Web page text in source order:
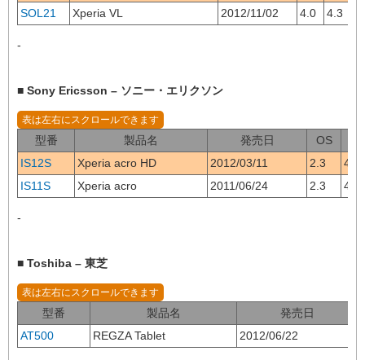
SOL21
Xperia VL 2012/11/02 4.0 4.3
-
■ Sony Ericsson – ソニー・エリクソン
型番 製品名 発売日 OS
IS12S
Xperia acro HD 2012/03/11 2.3
4.3
IS11S
Xperia acro 2011/06/24 2.3 4.2
-
■ Toshiba – 東芝
型番 製品名
発売日
AT500
REGZA Tablet 2012/06/22